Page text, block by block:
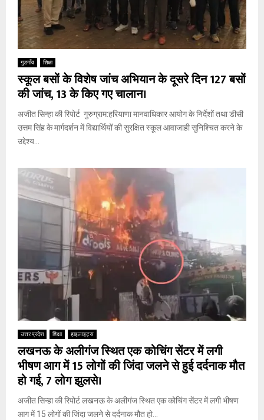
गुडगाँव शिक्षा
स्कूल बसों के विशेष जांच अभियान के दूसरे दिन 127 बसों
की जांच, 13 के किए गए चालान।
अजीत सिन्हा की रिपोर्ट गुरुग्राम:हरियाणा मानवाधिकार आयोग के निर्देशों तथा डीसी
उत्तम सिंह के मार्गदर्शन में विद्यार्थियों की सुरक्षित स्कूल आवाजाही सुनिश्चित करने के
उद्देश्य...
उत्तर प्रदेश शिक्षा हाइलाइट्स
लखनऊ के अलीगंज स्थित एक कोचिंग सेंटर में लगी
भीषण आग में 15 लोगों की जिंदा जलने से हुई दर्दनाक मौत
हो गई, 7 लोग झुलसे।
अजीत सिन्हा की रिपोर्ट लखनऊ के अलीगंज स्थित एक कोचिंग सेंटर में लगी भीषण
आग में 15 लोगों की जिंदा जलने से दर्दनाक मौत हो...